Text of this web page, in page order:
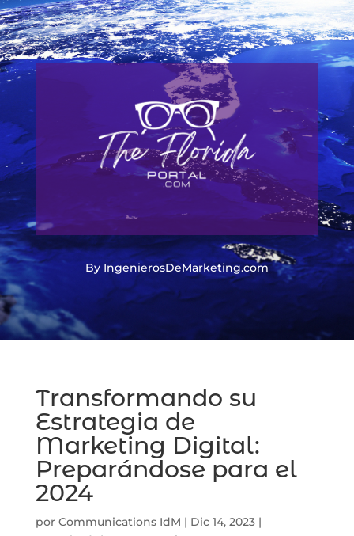
By IngenierosDeMarketing.com
Transformando su
Estrategia de
Marketing Digital:
Preparándose para el
2024
por Communications IdM | Dic 14, 2023|